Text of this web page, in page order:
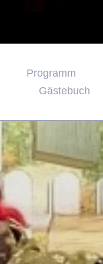
Programm
Gästebuch